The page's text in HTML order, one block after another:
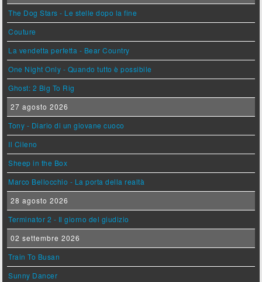
The Dog Stars - Le stelle dopo la fine
Couture
La vendetta perfetta - Bear Country
One Night Only - Quando tutto è possibile
Ghost: 2 Big To Rig
27 agosto 2026
Tony - Diario di un giovane cuoco
Il Cileno
Sheep in the Box
Marco Bellocchio - La porta della realtà
28 agosto 2026
Terminator 2 - Il giorno del giudizio
02 settembre 2026
Train To Busan
Sunny Dancer